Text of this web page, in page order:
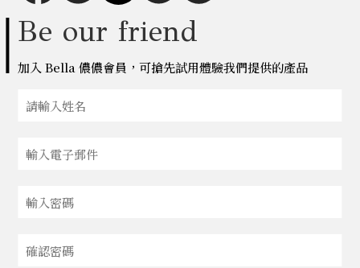
Be our friend
加入 Bella 儂儂會員，可搶先試用體驗我們提供的產品